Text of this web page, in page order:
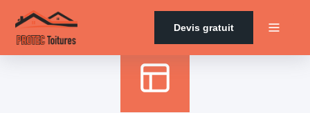
Devis gratuit
Accueil